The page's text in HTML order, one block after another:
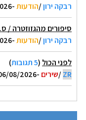
ירון/ הודעות-06/08/2026 12:20
מהגזוזטרה / ס.2 / 7 / 8 / 9 [סוף] / בלי ניקוד.
ירון/ הודעות-06/08/2026 12:16
הכול(5 תגובות
)
שירים-06/08/2026 10:54